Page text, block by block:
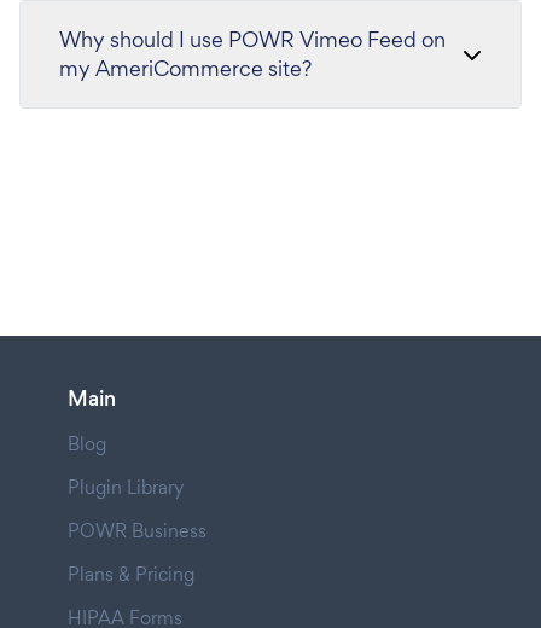
Why should I use POWR Vimeo Feed on
my AmeriCommerce site?
Main
Blog
Plugin Library
POWR Business
Plans & Pricing
HIPAA Forms